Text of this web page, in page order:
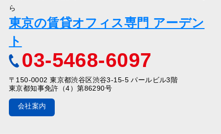
ら
東京の賃貸オフィス専門 アーデン
ト
03-5468-6097
〒150-0002 東京都渋谷区渋谷3-15-5 パールビル3階
東京都知事免許（4）第86290号
会社案内